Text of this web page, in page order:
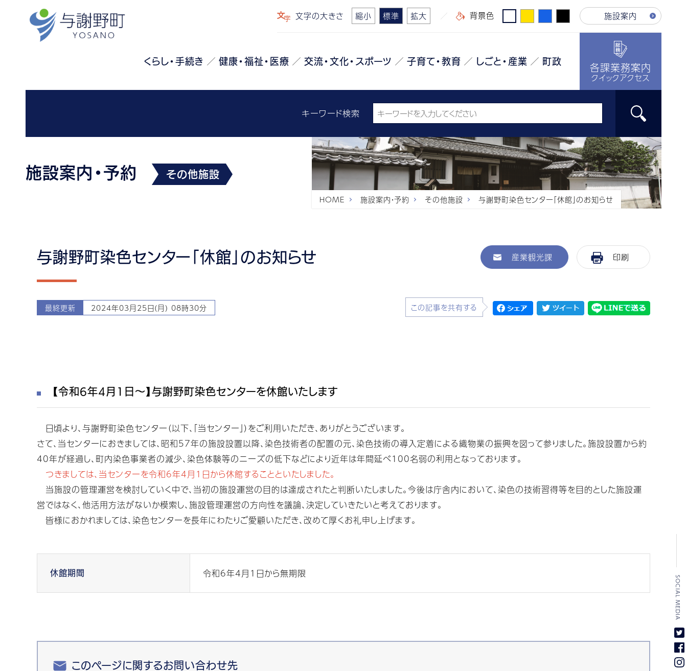
文字の大きさ 縮小 標準 拡大 背景色 施設案内
くらし・手続き 健康・福祉・医療 交流・文化・スポーツ 子育て・教育 しごと・産業 町政 各課業務案内
クイックアクセス
キーワード検索
施設案内・予約 その他施設
HOME 施設案内・予約 その他施設 与謝野町染色センター「休館」のお知らせ
与謝野町染色センター「休館」のお知らせ 産業観光課 印刷
最終更新 2024年03月25日(月) 08時30分 この記事を共有する
【令和6年4月1日～】与謝野町染色センターを休館いたします
日頃より、与謝野町染色センター（以下、「当センター」）をご利用いただき、ありがとうございます。
さて、当センターにおきましては、昭和57年の施設設置以降、染色技術者の配置の元、染色技術の導入定着による織物業の振興を図って参りました。施設設置から約
40年が経過し、町内染色事業者の減少、染色体験等のニーズの低下などにより近年は年間延べ100名弱の利用となっております。
つきましては、当センターを令和6年4月1日から休館することといたしました。
当施設の管理運営を検討していく中で、当初の施設運営の目的は達成されたと判断いたしました。今後は庁舎内において、染色の技術習得等を目的とした施設運
営ではなく、他活用方法がないか模索し、施設管理運営の方向性を議論、決定していきたいと考えております。
皆様におかれましては、染色センターを長年にわたりご愛顧いただき、改めて厚くお礼申し上げます。
休館期間 令和6年4月1日から無期限
このページに関するお問い合わせ先
SOCIAL MEDIA